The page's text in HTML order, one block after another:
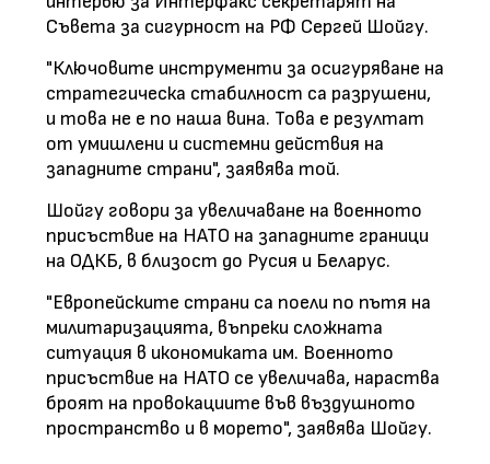
Съвета за сигурност на РФ Сергей Шойгу.
"Ключовите инструменти за осигуряване на
стратегическа стабилност са разрушени,
и това не е по наша вина. Това е резултат
от умишлени и системни действия на
западните страни", заявява той.
Шойгу говори за увеличаване на военното
присъствие на НАТО на западните граници
на ОДКБ, в близост до Русия и Беларус.
"Европейските страни са поели по пътя на
милитаризацията, въпреки сложната
ситуация в икономиката им. Военното
присъствие на НАТО се увеличава, нараства
броят на провокациите във въздушното
пространство и в морето", заявява Шойгу.